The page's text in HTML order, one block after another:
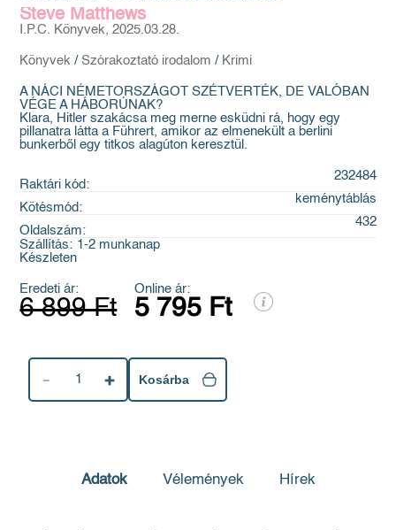
Steve Matthews
I.P.C. Könyvek, 2025.03.28.
Könyvek / Szórakoztató irodalom / Krimi
A NÁCI NÉMETORSZÁGOT SZÉTVERTÉK, DE VALÓBAN
VÉGE A HÁBORÚNAK?
Klara, Hitler szakácsa meg merne esküdni rá, hogy egy
pillanatra látta a Führert, amikor az elmenekült a berlini
bunkerből egy titkos alagúton keresztül.
Raktári kód:
232484
Kötésmód:
keménytáblás
Oldalszám:
432
Szállítás: 1-2 munkanap
Készleten
Eredeti ár:
6 899 Ft
Online ár:
5 795 Ft
1 Kosárba
Adatok Vélemények Hírek